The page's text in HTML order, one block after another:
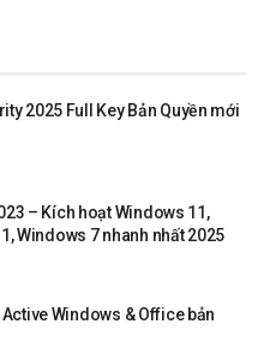
2025 Full Key Bản Quyền mới
– Kích hoạt Windows 11,
Windows 7 nhanh nhất 2025
Windows & Office bản